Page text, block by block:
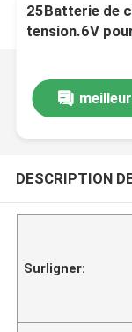
25Batterie de
tension.6V
DESCRIPTION
Surligner: